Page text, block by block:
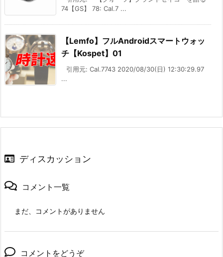
74【GS】 78: Cal.7 ...
【Lemfo】フルAndroidスマートウォッ
チ【Kospet】01
引用元: Cal.7743 2020/08/30(日) 12:30:29.97
...
ディスカッション
コメント一覧
まだ、コメントがありません
コメントをどうぞ